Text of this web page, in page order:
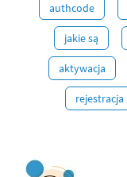
authcode
jakie są
aktywacja
rejestracja